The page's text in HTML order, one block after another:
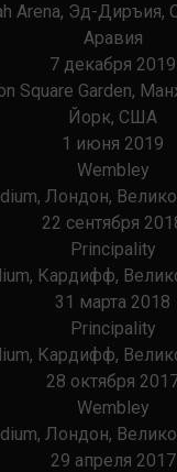
Arena, Эд-Диръия,
Аравия
7 декабря 2019
Square Garden,
Йорк, США
1 июня 2019
Wembley
Лондон,
22 сентября
Principality
Кардифф,
31 марта 2018
Principality
Кардифф,
28 октября
Wembley
Лондон,
29 апреля 2017